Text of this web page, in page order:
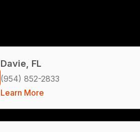
Davie, FL
(954) 852-2833
Learn More